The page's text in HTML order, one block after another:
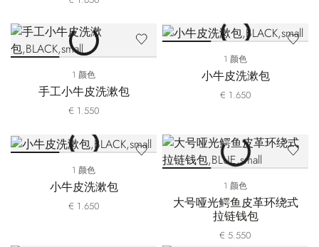
1 颜色
手工小牛皮洗漱包
€ 1.550
1 颜色
小牛皮洗漱包
€ 1.650
1 颜色
小牛皮洗漱包
€ 1.650
1 颜色
大号哑光鳄鱼皮革环绕式
拉链钱包
€ 5.550